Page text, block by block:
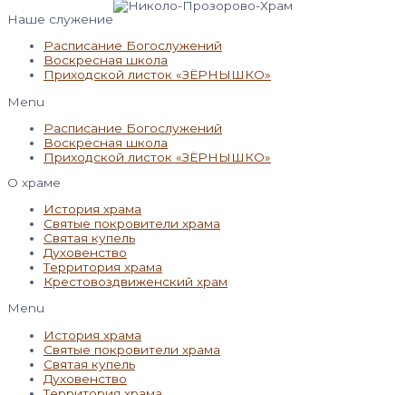
Наше служение
Расписание Богослужений
Воскресная школа
Приходской листок «ЗЁРНЫШКО»
Menu
Расписание Богослужений
Воскресная школа
Приходской листок «ЗЁРНЫШКО»
О храме
История храма
Святые покровители храма
Святая купель
Духовенство
Территория храма
Крестовоздвиженский храм
Menu
История храма
Святые покровители храма
Святая купель
Духовенство